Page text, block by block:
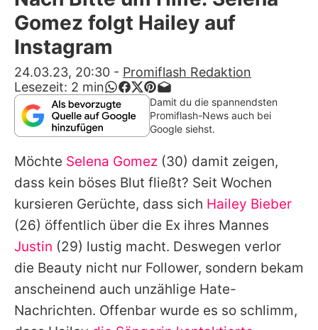
Alle Themen auf Promiflash
App runterladen
Team
Redaktionelle Richtlinien
Impressum
Datenschutzerklärung
Nutzungsbedingungen
Utiq verwalten
Gomez folgt Hailey auf
Instagram
24.03.23, 20:30 - Promiflash Redaktion
Lesezeit: 2 min
Damit du die spannendsten
Promiflash-News auch bei
Google siehst.
Möchte Selena Gomez (30) damit zeigen,
dass kein böses Blut fließt? Seit Wochen
kursieren Gerüchte, dass sich Hailey Bieber
(26) öffentlich über die Ex ihres Mannes
Justin (29) lustig macht. Deswegen verlor
die Beauty nicht nur Follower, sondern bekam
anscheinend auch unzählige Hate-
Nachrichten. Offenbar wurde es so schlimm,